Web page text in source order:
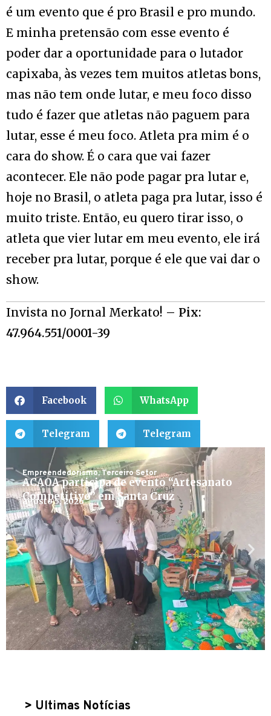
é um evento que é pro Brasil e pro mundo.
E minha pretensão com esse evento é
poder dar a oportunidade para o lutador
capixaba, às vezes tem muitos atletas bons,
mas não tem onde lutar, e meu foco disso
tudo é fazer que atletas não paguem para
lutar, esse é meu foco. Atleta pra mim é o
cara do show. É o cara que vai fazer
acontecer. Ele não pode pagar pra lutar e,
hoje no Brasil, o atleta paga pra lutar, isso é
muito triste. Então, eu quero tirar isso, o
atleta que vier lutar em meu evento, ele irá
receber pra lutar, porque é ele que vai dar o
show.
Invista no Jornal Merkato! – Pix:
47.964.551/0001-39
Facebook WhatsApp
Telegram Telegram
Empreendedorismo,Terceiro Setor
ACAOA participa de evento “Artesanato
Competitivo” em Santa Cruz
agosto 5, 2026
> Ultimas Notícias